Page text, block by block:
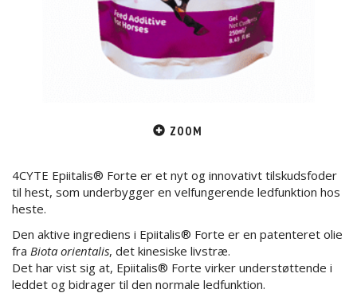
ZOOM
4CYTE Epiitalis® Forte er et nyt og innovativt tilskudsfoder
til hest, som underbygger en velfungerende ledfunktion hos
heste.
Den aktive ingrediens i Epiitalis® Forte er en patenteret olie
fra Biota orientalis, det kinesiske livstræ.
Det har vist sig at, Epiitalis® Forte virker understøttende i
leddet og bidrager til den normale ledfunktion.